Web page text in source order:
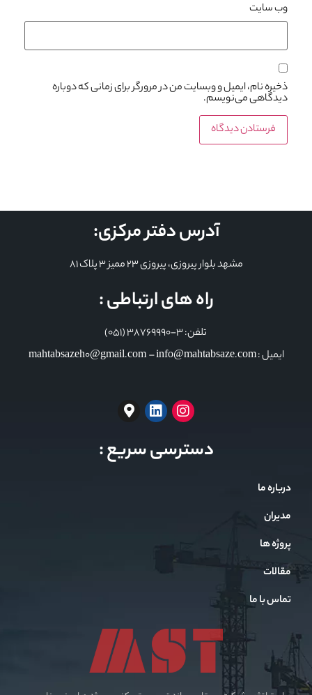
وب‌ سایت
ذخیره نام، ایمیل و وبسایت من در مرورگر برای زمانی که دوباره
دیدگاهی می‌نویسم.
آدرس دفتر مرکزی:
مشهد بلوار پیروزی، پیروزی 23 ممیز 3 پلاک 81
راه های ارتباطی :
تلفن: 3-38769990 (051)
ایمیل : mahtabsazeh0@gmail.com – info@mahtabsaze.com
دسترسی سریع :
درباره ما
مدیران
پروژه ها
مقالات
تماس با ما